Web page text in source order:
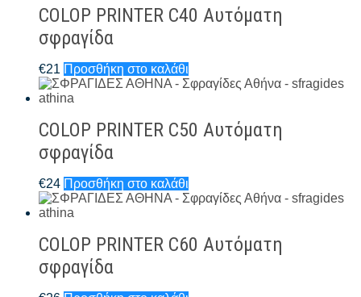
COLOP PRINTER C40 Αυτόματη
σφραγίδα
€21 Προσθήκη στο καλάθι
COLOP PRINTER C50 Αυτόματη
σφραγίδα
€24 Προσθήκη στο καλάθι
COLOP PRINTER C60 Αυτόματη
σφραγίδα